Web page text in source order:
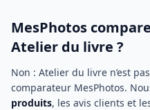
MesPhotos
Atelier du livre ?
Non : Atelier du livre n’est
comparateur MesPhotos.
produits, les avis clients et